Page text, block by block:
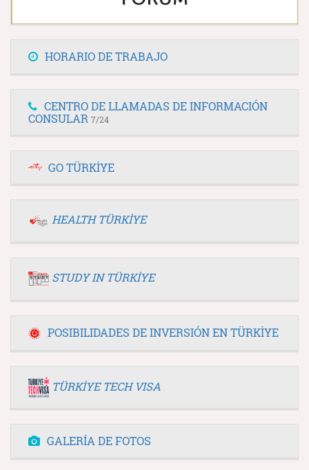
HORARIO DE TRABAJO
CENTRO DE LLAMADAS DE INFORMACIÓN
CONSULAR 7/24
GO TÜRKİYE
HEALTH TÜRKİYE
STUDY IN TÜRKİYE
POSIBILIDADES DE INVERSIÓN EN TÜRKİYE
TÜRKİYE TECH VISA
GALERÍA DE FOTOS